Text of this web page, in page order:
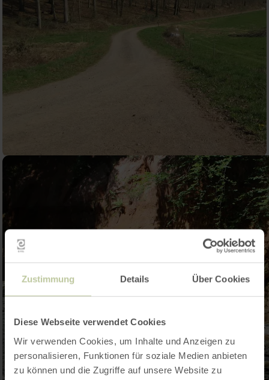
Zustimmung Details Über Cookies
Diese Webseite verwendet Cookies
Wir verwenden Cookies, um Inhalte und Anzeigen zu
personalisieren, Funktionen für soziale Medien anbieten
zu können und die Zugriffe auf unsere Website zu